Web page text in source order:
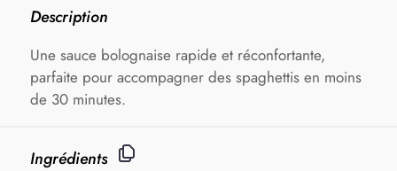
Description
Une sauce bolognaise rapide et réconfortante,
parfaite pour accompagner des spaghettis en moins
de 30 minutes.
Ingrédients